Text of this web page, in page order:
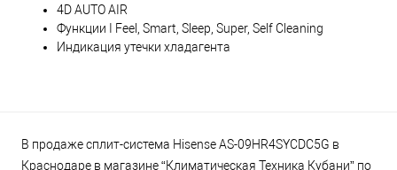
4D AUTO AIR
Функции I Feel, Smart, Sleep, Super, Self Cleaning
Индикация утечки хладагента
В продаже сплит-система Hisense AS-09HR4SYCDC5G в
Краснодаре в магазине “Климатическая Техника Кубани” по